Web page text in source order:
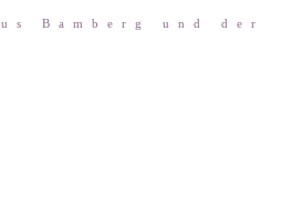
Bam­berg und der